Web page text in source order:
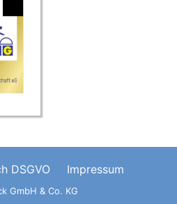
DSGVO Impressum
GmbH & Co. KG